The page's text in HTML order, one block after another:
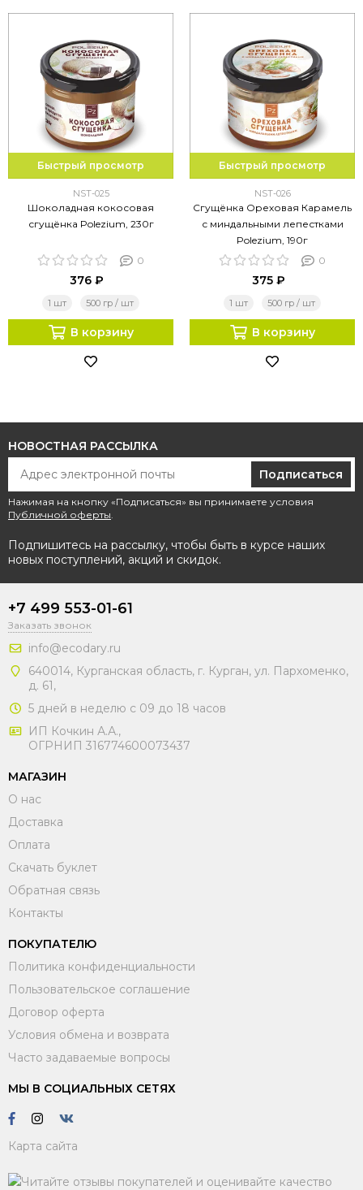
Быстрый просмотр
NST-025
Шоколадная кокосовая
сгущёнка Polezium, 230г
0
376 ₽
1 шт 500 гр / шт
В корзину
Быстрый просмотр
NST-026
Сгущёнка Ореховая Карамель
с миндальными лепестками
Polezium, 190г
0
375 ₽
1 шт 500 гр / шт
В корзину
НОВОСТНАЯ РАССЫЛКА
Подписаться
Нажимая на кнопку «Подписаться» вы принимаете условия
Публичной оферты.
Подпишитесь на рассылку, чтобы быть в курсе наших
новых поступлений, акций и скидок.
+7 499 553-01-61
Заказать звонок
info@ecodary.ru
640014, Курганская область, г. Курган, ул. Пархоменко,
д. 61,
5 дней в неделю с 09 до 18 часов
ИП Кочкин А.А.,
ОГРНИП 316774600073437
МАГАЗИН
О нас
Доставка
Оплата
Скачать буклет
Обратная связь
Контакты
ПОКУПАТЕЛЮ
Политика конфиденциальности
Пользовательское соглашение
Договор оферта
Условия обмена и возврата
Часто задаваемые вопросы
МЫ В СОЦИАЛЬНЫХ СЕТЯХ
Карта сайта